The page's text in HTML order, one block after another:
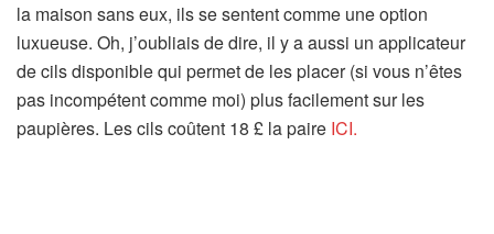
la maison sans eux, ils se sentent comme une option
luxueuse. Oh, j’oubliais de dire, il y a aussi un applicateur
de cils disponible qui permet de les placer (si vous n’êtes
pas incompétent comme moi) plus facilement sur les
paupières. Les cils coûtent 18 £ la paire ICI.